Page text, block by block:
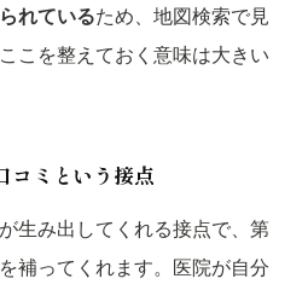
れているため、地図検索で見
こを整えておく意味は大きい
コミという接点
生み出してくれる接点で、第
補ってくれます。医院が自分